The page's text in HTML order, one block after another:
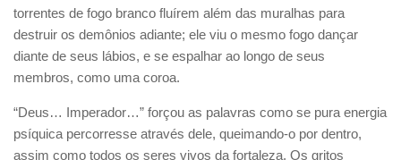
torrentes de fogo branco fluírem além das muralhas para
destruir os demônios adiante; ele viu o mesmo fogo dançar
diante de seus lábios, e se espalhar ao longo de seus
membros, como uma coroa.
“Deus… Imperador…” forçou as palavras como se pura energia
psíquica percorresse através dele, queimando-o por dentro,
assim como todos os seres vivos da fortaleza. Os gritos